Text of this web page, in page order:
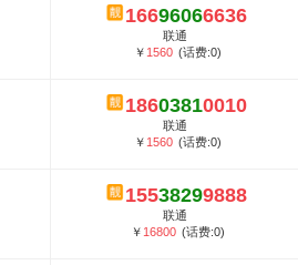
16696066636
联通
￥ 1560 (话费:0)
18603810010
联通
￥ 1560 (话费:0)
15538299888
联通
￥ 16800 (话费:0)